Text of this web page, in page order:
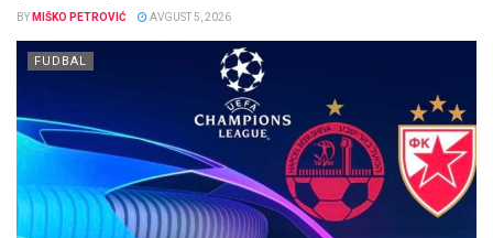
BY MIŠKO PETROVIĆ AVGUST 5, 2026
FUDBAL